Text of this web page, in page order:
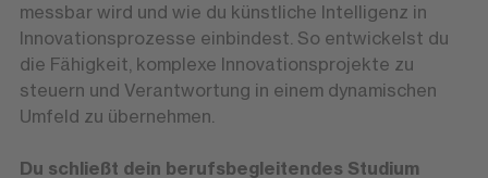
messbar wird und wie du künstliche Intelligenz in
Innovationsprozesse einbindest. So entwickelst du
die Fähigkeit, komplexe Innovationsprojekte zu
steuern und Verantwortung in einem dynamischen
Umfeld zu übernehmen.
Du schließt dein berufsbegleitendes Studium